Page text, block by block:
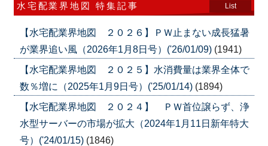
水宅配業界地図 特集記事 List
【水宅配業界地図 ２０２６】ＰＷ止まない成長猛暑
が業界追い風（2026年1月8日号）('26/01/09) (1941)
【水宅配業界地図 ２０２５】水消費量は業界全体で
数％増に（2025年1月9日号）('25/01/14) (1894)
【水宅配業界地図 ２０２４】 ＰＷ首位譲らず、浄
水型サーバーの市場が拡大（2024年1月11日新年特大
号）('24/01/15) (1846)